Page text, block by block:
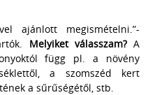
ajánlott megismételni.”-
Melyiket válasszam?A
függ pl. a növény
a szomszéd kert
a sűrűségétől, stb.